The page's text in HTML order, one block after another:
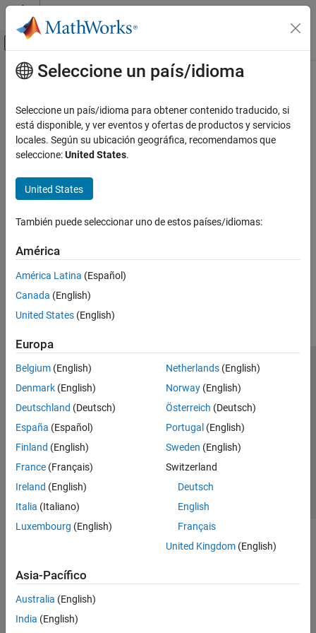
Saltar al contenido
Mostrar/ocultar menú de navegación
Inicio de Documentación
Contenido principal
¿Qué tan útil fue esta traducción?
Seleccione un país/idioma
Seleccione un país/idioma para obtener contenido traducido, si
está disponible, y ver eventos y ofertas de productos y servicios
locales. Según su ubicación geográfica, recomendamos que
seleccione:United States.
United States
También puede seleccionar uno de estos países/idiomas:
América
América Latina (Español)
Canada (English)
United States (English)
Europa
Belgium (English)
Denmark (English)
Deutschland (Deutsch)
España (Español)
Finland (English)
France (Français)
Ireland (English)
Italia (Italiano)
Luxembourg (English)
Netherlands(English)
Norway(English)
Österreich (Deutsch)
Portugal (English)
Sweden (English)
Switzerland
Deutsch
English
Français
United Kingdom(English)
Asia-Pacífico
Australia (English)
India (English)
Centro de confianza
Marcas comerciales
Política de privacidad
Antipiratería
Estado de las aplicaciones
Información de contacto
© 1994-2026 The MathWorks, Inc.